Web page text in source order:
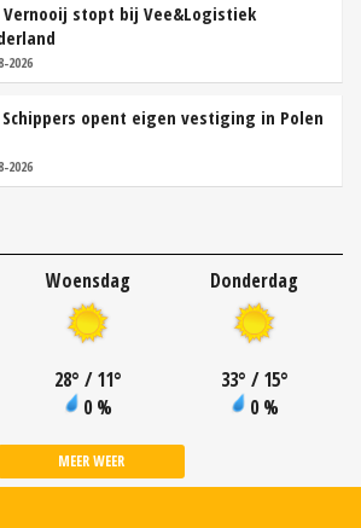
Vernooij stopt bij Vee&Logistiek
2026
Schippers opent eigen vestiging in Polen
2026
Woensdag
28° / 11°
0 %
Donderdag
33° / 15°
0 %
MEER WEER